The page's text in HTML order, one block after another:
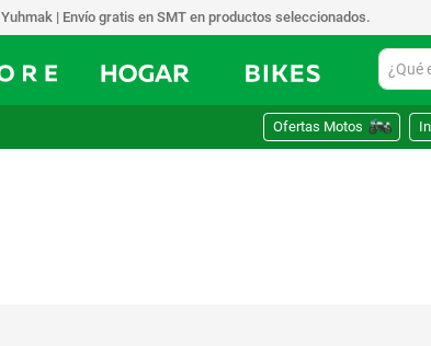
Yuhmak | Envío gratis en SMT en productos seleccionados.
¿Qué
Ofertas Motos